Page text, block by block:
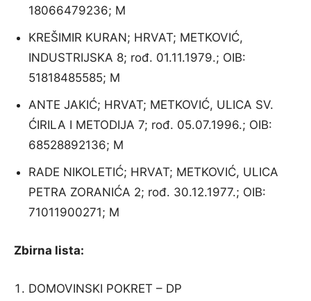
18066479236; M
KREŠIMIR KURAN; HRVAT; METKOVIĆ,
INDUSTRIJSKA 8; rođ. 01.11.1979.; OIB:
51818485585; M
ANTE JAKIĆ; HRVAT; METKOVIĆ, ULICA SV.
ĆIRILA I METODIJA 7; rođ. 05.07.1996.; OIB:
68528892136; M
RADE NIKOLETIĆ; HRVAT; METKOVIĆ, ULICA
PETRA ZORANIĆA 2; rođ. 30.12.1977.; OIB:
71011900271; M
Zbirna lista:
DOMOVINSKI POKRET – DP